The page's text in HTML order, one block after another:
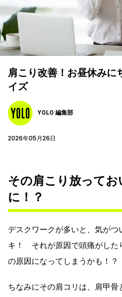
肩こり改善！お昼休みに
イズ
YOLO 編集部
2026年05月26日
その肩こり放ってお
に！？
デスクワークが多いと、気が
キ！ それが原因で頭痛がした
の原因になってしまうかも！？
ちなみにその肩コリは、肩甲骨